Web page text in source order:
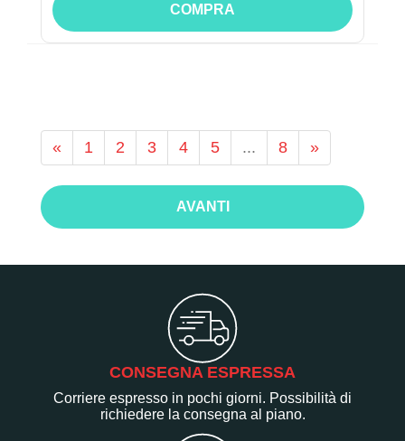
COMPRA
« 1 2 3 4 5 ... 8 »
AVANTI
CONSEGNA ESPRESSA
Corriere espresso in pochi giorni. Possibilità di
richiedere la consegna al piano.